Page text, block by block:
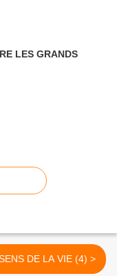
LES GRANDS
LES SENS DE LA VIE (4) >